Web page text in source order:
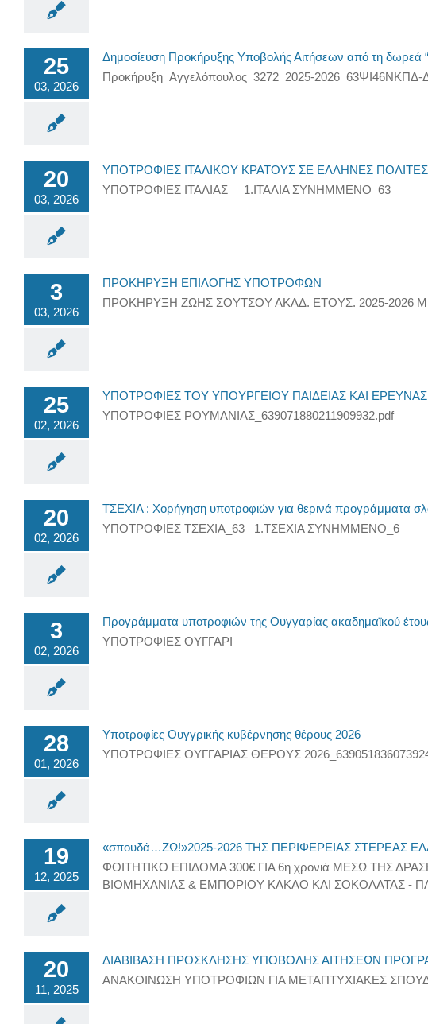
25
03, 2026
Δημοσίευση Προκήρυξης Υποβολής Αιτήσεων από τη δωρεά
Προκήρυξη_Αγγελόπουλος_3272_2025-2026_63ΨΙ46ΝΚΠΔ-
20
03, 2026
ΥΠΟΤΡΟΦΙΕΣ ΙΤΑΛΙΚΟΥ ΚΡΑΤΟΥΣ ΣΕ ΕΛΛΗΝΕΣ
ΥΠΟΤΡΟΦΙΕΣ ΙΤΑΛΙΑΣ_ 1.ΙΤΑΛΙΑ ΣΥΝΗΜΜΕΝΟ_63
3
03, 2026
ΠΡΟΚΗΡΥΞΗ ΕΠΙΛΟΓΗΣ ΥΠΟΤΡΟΦΩΝ
ΠΡΟΚΗΡΥΞΗ ΖΩΗΣ ΣΟΥΤΣΟΥ ΑΚΑΔ. ΕΤΟΥΣ. 2025-2026 ΜΕ
25
02, 2026
ΥΠΟΤΡΟΦΙΕΣ ΤΟΥ ΥΠΟΥΡΓΕΙΟΥ ΠΑΙΔΕΙΑΣ ΚΑΙ
ΥΠΟΤΡΟΦΙΕΣ ΡΟΥΜΑΝΙΑΣ_639071880211909932.pdf
20
02, 2026
ΤΣΕΧΙΑ : Χορήγηση υποτροφιών για θερινά προγράμματα
ΥΠΟΤΡΟΦΙΕΣ ΤΣΕΧΙΑ_63 1.ΤΣΕΧΙΑ ΣΥΝΗΜΜΕΝΟ_6
3
02, 2026
Προγράμματα υποτροφιών της Ουγγαρίας ακαδημαϊκού
ΥΠΟΤΡΟΦΙΕΣ ΟΥΓΓΑΡΙ
28
01, 2026
Υποτροφίες Ουγγρικής κυβέρνησης θέρους 2026
ΥΠΟΤΡΟΦΙΕΣ ΟΥΓΓΑΡΙΑΣ ΘΕΡΟΥΣ
19
12, 2025
«σπουδά…ΖΩ!»2025-2026 ΤΗΣ ΠΕΡΙΦΕΡΕΙΑΣ ΣΤΕΡΕΑΣ
ΦΟΙΤΗΤΙΚΟ ΕΠΙΔΟΜΑ 300€ ΓΙΑ 6η χρονιά ΜΕΣΩ ΤΗΣ
ΒΙΟΜΗΧΑΝΙΑΣ & ΕΜΠΟΡΙΟΥ ΚΑΚΑΟ ΚΑΙ ΣΟΚΟΛΑΤΑΣ -
20
11, 2025
ΔΙΑΒΙΒΑΣΗ ΠΡΟΣΚΛΗΣΗΣ ΥΠΟΒΟΛΗΣ ΑΙΤΗΣΕΩΝ
ΑΝΑΚΟΙΝΩΣΗ ΥΠΟΤΡΟΦΙΩΝ ΓΙΑ ΜΕΤΑΠΤΥΧΙΑΚΕΣ